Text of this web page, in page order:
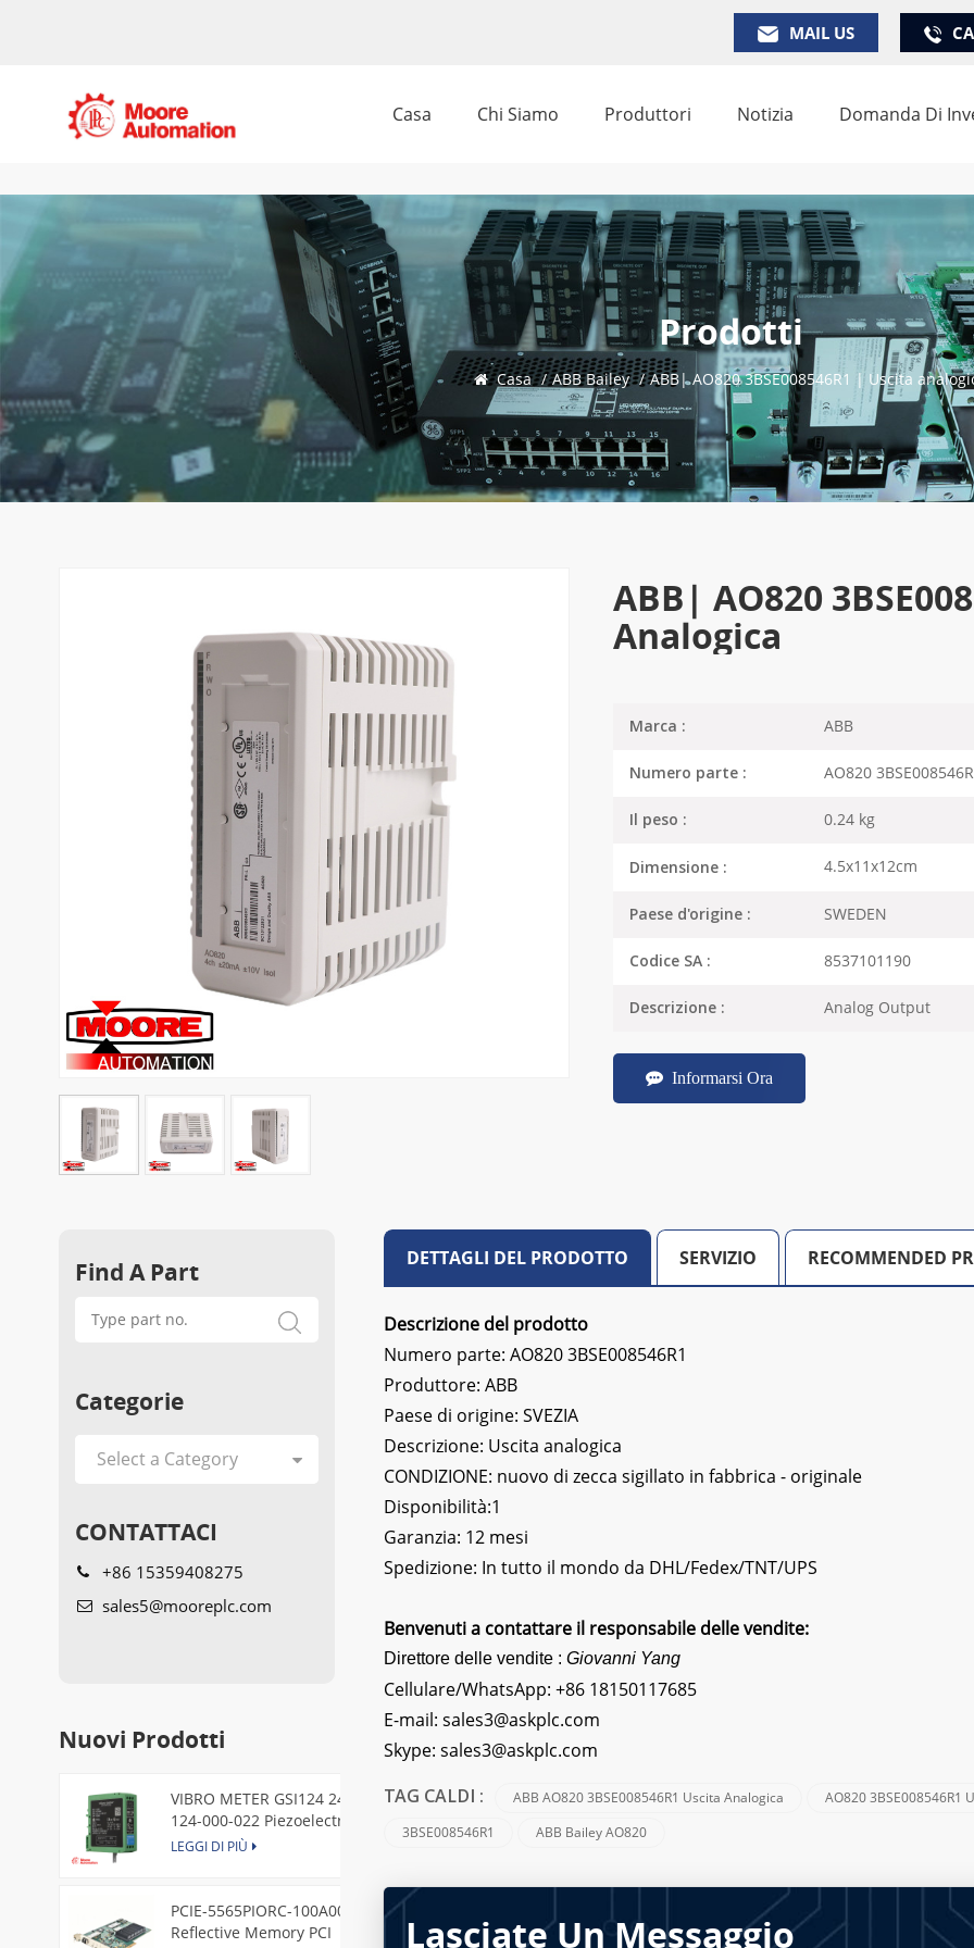
MAIL US
Casa Chi Siamo Produttori Notizia Domanda Di
Prodotti
Casa / ABB Bailey / ABB| AO820 3BSE008546R1 | Uscita
ABB| AO820
Analogica
Marca : ABB
Numero parte : AO820
Il peso : 0.24 kg
Dimensione : 4.5x11x12cm
Paese d'origine : SWEDEN
Codice SA : 8537101190
Descrizione : Analog Output
Informarsi Ora
DETTAGLI DEL PRODOTTO SERVIZIO RECOMMENDED
Descrizione del prodotto
Numero parte: AO820 3BSE008546R1
Produttore: ABB
Paese di origine: SVEZIA
Descrizione: Uscita analogica
CONDIZIONE: nuovo di zecca sigillato in fabbrica - originale
Disponibilità:1
Garanzia: 12 mesi
Spedizione: In tutto il mondo da DHL/Fedex/TNT/UPS
Benvenuti a contattare il responsabile delle vendite:
Direttore delle vendite :Giovanni Yang
Cellulare/WhatsApp:+86 18150117685
E-mail: sales3@askplc.com
Skype:sales3@askplc.com
TAG CALDI : ABB AO820 3BSE008546R1 Uscita Analogica AO820 3BSE008546R1
3BSE008546R1
ABB Bailey AO820
Lasciate Un Messaggio
Find A Part
Categorie
CONTATTACI
+86 15359408275
sales5@mooreplc.com
Nuovi Prodotti
VIBRO METER GSI124 244-
124-000-022 Piezoelectric
Pressure Transducer
LEGGI DI PIÙ
PCIE-5565PIORC-100A00
Reflective Memory PCI